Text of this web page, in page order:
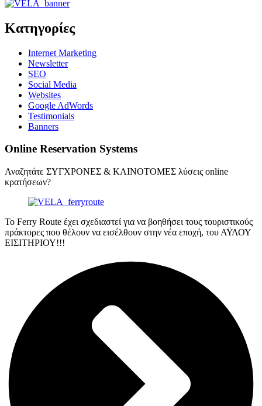
Κατηγορίες
Internet Marketing
Newsletter
SEO
Social Media
Websites
Google AdWords
Testimonials
Banners
Online Reservation Systems
Αναζητάτε ΣΥΓΧΡΟΝΕΣ & ΚΑΙΝΟΤΟΜΕΣ λύσεις online
κρατήσεων?
Το Ferry Route έχει σχεδιαστεί για να βοηθήσει τους τουριστικούς
πράκτορες που θέλουν να εισέλθουν στην νέα εποχή, του ΑΫΛΟΥ
ΕΙΣΙΤΗΡΙΟΥ!!!